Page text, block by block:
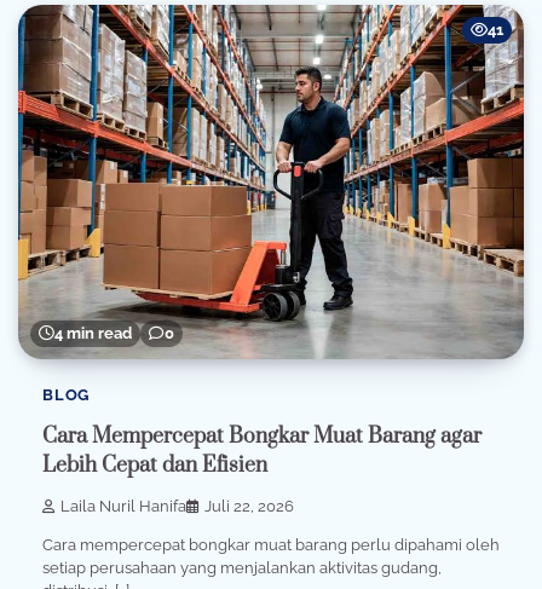
4 min read 0
41
BLOG
Cara Mempercepat Bongkar Muat Barang agar
Lebih Cepat dan Efisien
Laila Nuril Hanifa Juli 22, 2026
Cara mempercepat bongkar muat barang perlu dipahami oleh
setiap perusahaan yang menjalankan aktivitas gudang,